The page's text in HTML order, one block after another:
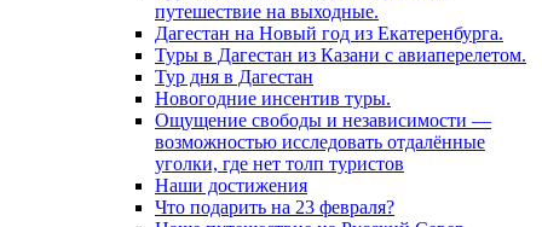
путешествие на выходные.
Дагестан на Новый год из Екатеренбурга.
Туры в Дагестан из Казани с авиаперелетом.
Тур дня в Дагестан
Новогодние инсентив туры.
Ощущение свободы и независимости —
возможностью исследовать отдалённые
уголки, где нет толп туристов
Наши достижения
Что подарить на 23 февраля?